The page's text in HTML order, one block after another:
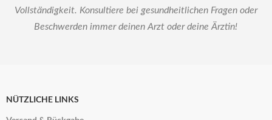
Vollständigkeit. Konsultiere bei gesundheitlichen Fragen oder
Beschwerden immer deinen Arzt oder deine Ärztin!
NÜTZLICHE LINKS